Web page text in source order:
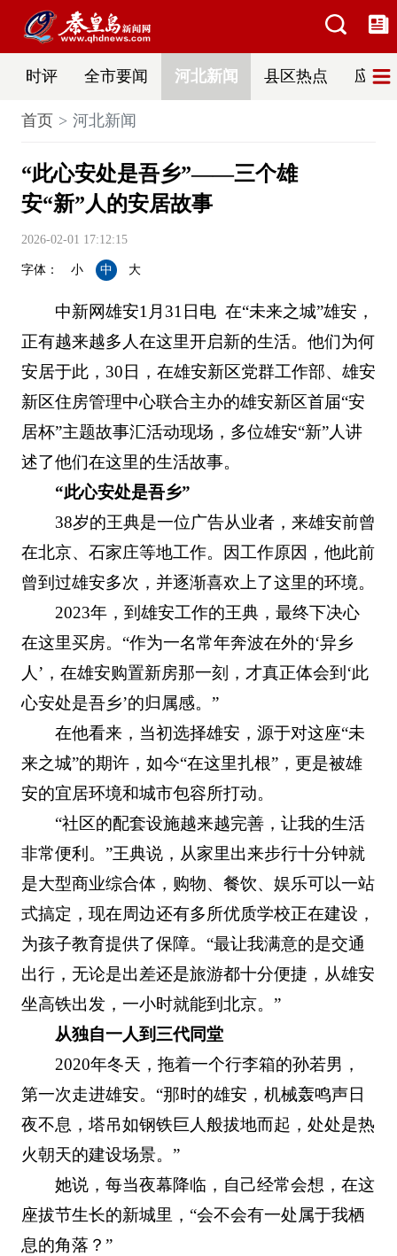
时评 全市要闻 河北新闻 县区热点 应急
首页 河北新闻
“此心安处是吾乡”——三个雄
安“新”人的安居故事
2026-02-01 17:12:15
字体： 小 中 大
中新网雄安1月31日电 在“未来之城”雄安，
正有越来越多人在这里开启新的生活。他们为何
安居于此，30日，在雄安新区党群工作部、雄安
新区住房管理中心联合主办的雄安新区首届“安
居杯”主题故事汇活动现场，多位雄安“新”人讲
述了他们在这里的生活故事。
“此心安处是吾乡”
38岁的王典是一位广告从业者，来雄安前曾
在北京、石家庄等地工作。因工作原因，他此前
曾到过雄安多次，并逐渐喜欢上了这里的环境。
2023年，到雄安工作的王典，最终下决心
在这里买房。“作为一名常年奔波在外的‘异乡
人’，在雄安购置新房那一刻，才真正体会到‘此
心安处是吾乡’的归属感。”
在他看来，当初选择雄安，源于对这座“未
来之城”的期许，如今“在这里扎根”，更是被雄
安的宜居环境和城市包容所打动。
“社区的配套设施越来越完善，让我的生活
非常便利。”王典说，从家里出来步行十分钟就
是大型商业综合体，购物、餐饮、娱乐可以一站
式搞定，现在周边还有多所优质学校正在建设，
为孩子教育提供了保障。“最让我满意的是交通
出行，无论是出差还是旅游都十分便捷，从雄安
坐高铁出发，一小时就能到北京。”
从独自一人到三代同堂
2020年冬天，拖着一个行李箱的孙若男，
第一次走进雄安。“那时的雄安，机械轰鸣声日
夜不息，塔吊如钢铁巨人般拔地而起，处处是热
火朝天的建设场景。”
她说，每当夜幕降临，自己经常会想，在这
座拔节生长的新城里，“会不会有一处属于我栖
息的角落？”